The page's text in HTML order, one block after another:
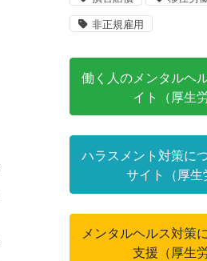
非正規雇用
働く人のメンタルヘ
イト（厚生
ハラスメント対策に
サイト（厚生
メンタルヘルス対策
支援（厚生